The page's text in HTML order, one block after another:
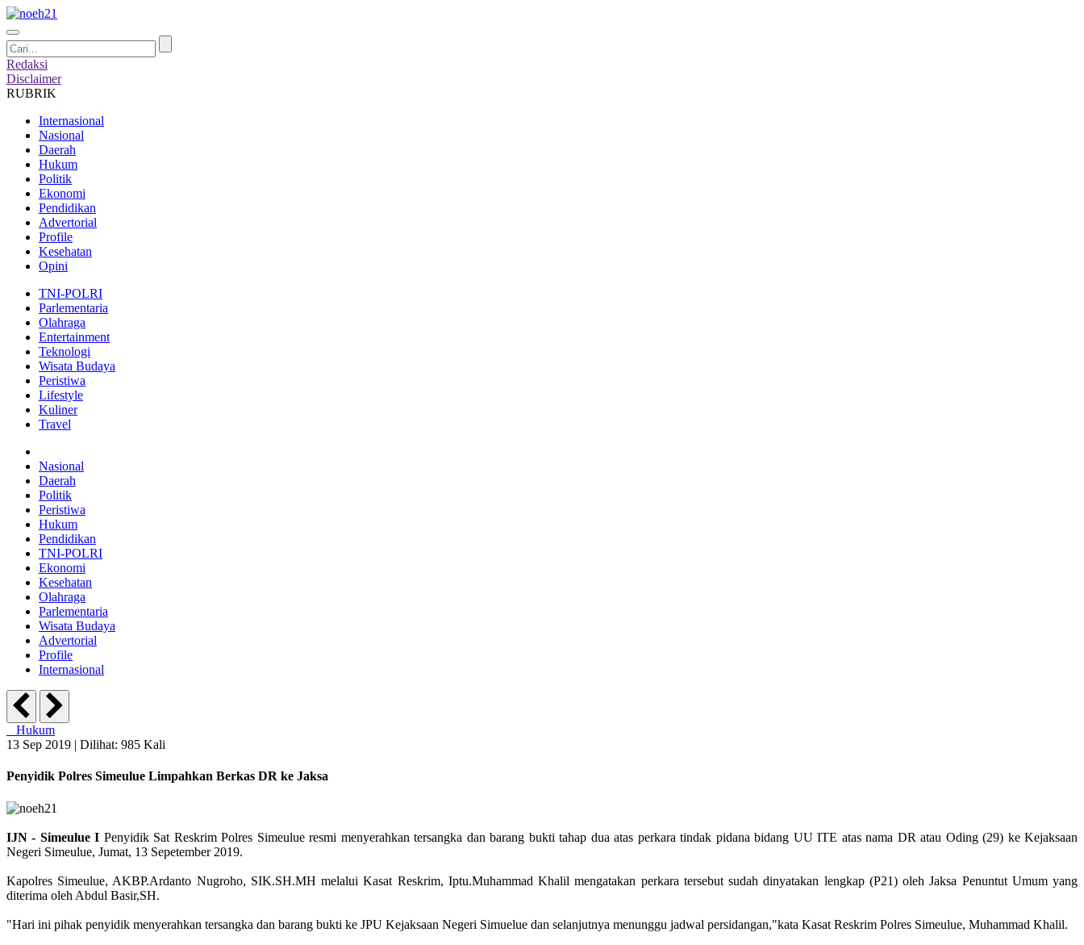
Redaksi
Disclaimer
RUBRIK
Internasional
Nasional
Daerah
Hukum
Politik
Ekonomi
Pendidikan
Advertorial
Profile
Kesehatan
Opini
TNI-POLRI
Parlementaria
Olahraga
Entertainment
Teknologi
Wisata Budaya
Peristiwa
Lifestyle
Kuliner
Travel
Nasional
Daerah
Politik
Peristiwa
Hukum
Pendidikan
TNI-POLRI
Ekonomi
Kesehatan
Olahraga
Parlementaria
Wisata Budaya
Advertorial
Profile
Internasional
Hukum
13 Sep 2019 | Dilihat: 985 Kali
Penyidik Polres Simeulue Limpahkan Berkas DR ke Jaksa
IJN - Simeulue I Penyidik Sat Reskrim Polres Simeulue resmi menyerahkan tersangka dan barang bukti tahap dua atas perkara tindak pidana bidang UU ITE atas nama DR atau Oding (29) ke Kejaksaan
Negeri Simeulue, Jumat, 13 Sepetember 2019.
Kapolres Simeulue, AKBP.Ardanto Nugroho, SIK.SH.MH melalui Kasat Reskrim, Iptu.Muhammad Khalil mengatakan perkara tersebut sudah dinyatakan lengkap (P21) oleh Jaksa Penuntut Umum yang
diterima oleh Abdul Basir,SH.
"Hari ini pihak penyidik menyerahkan tersangka dan barang bukti ke JPU Kejaksaan Negeri Simuelue dan selanjutnya menunggu jadwal persidangan,"kata Kasat Reskrim Polres Simeulue, Muhammad Khalil.